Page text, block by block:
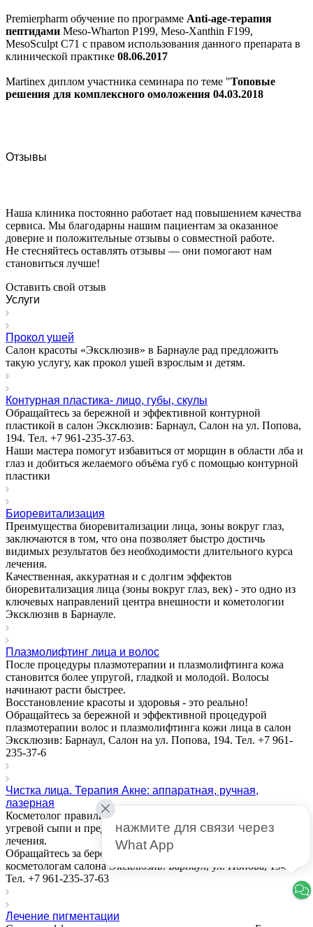
Premierpharm обучение по программе Anti-age-терапия
пептидами Meso-Wharton P199, Meso-Xanthin F199,
MesoSculpt C71 с правом использования данного препарата в
клинической практике 08.06.2017
Martinex диплом участника семинара по теме "Топовые
решения для комплексного омоложения 04.03.2018
Отзывы
Наша клиника постоянно работает над повышением качества
сервиса. Мы благодарны нашим пациентам за оказанное
доверие и положительные отзывы о совместной работе.
Не стесняйтесь оставлять отзывы — они помогают нам
становиться лучше!
Оставить свой отзыв
Услуги
Прокол ушей
Салон красоты «Эксклюзив» в Барнауле рад предложить
такую услугу, как прокол ушей взрослым и детям.
Контурная пластика- лицо, губы, скулы
Обращайтесь за бережной и эффективной контурной
пластикой в салон Эксклюзив: Барнаул, Салон на ул. Попова,
194. Тел. +7 961-235-37-63.
Наши мастера помогут избавиться от морщин в области лба и
глаз и добиться желаемого объёма губ с помощью контурной
пластики
Биоревитализация
Преимущества биоревитализации лица, зоны вокруг глаз,
заключаются в том, что она позволяет быстро достичь
видимых результатов без необходимости длительного курса
лечения.
Качественная, аккуратная и с долгим эффектов
биоревитализация лица (зоны вокруг глаз, век) - это одно из
ключевых направлений центра внешности и кометологии
Эксклюзив в Барнауле.
Плазмолифтинг лица и волос
После процедуры плазмотерапии и плазмолифтинга кожа
становится более упругой, гладкой и молодой. Волосы
начинают расти быстрее.
Восстановление красоты и здоровья - это реально!
Обращайтесь за бережной и эффективной процедурой
плазмотерапии волос и плазмолифтинга кожи лица в салон
Эксклюзив: Барнаул, Салон на ул. Попова, 194. Тел. +7 961-
235-37-6
Чистка лица. Терапия Акне: аппаратная, ручная,
лазерная
Косметолог правильно определит причину возникновения
угревой сыпи и предложит наиболее эффективный способ
лечения.
Обращайтесь за бережной и эффективной чисткой лица к
косметологам салона Эксклюзив: Барнаул, ул. Попова, 194.
Тел. +7 961-235-37-63
Лечение пигментации
нажмите для связи через
What App